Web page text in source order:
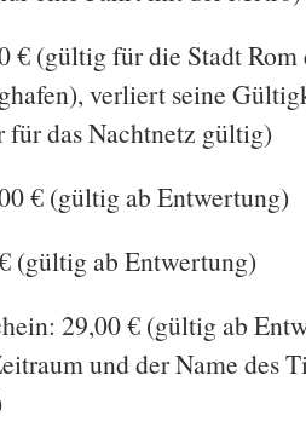
€ (gültig für die Stadt
verliert seine
für das Nachtnetz gültig)
€ (gültig ab Entwertung)
(gültig ab Entwertung)
29,00 € (gültig ab
und der Name des